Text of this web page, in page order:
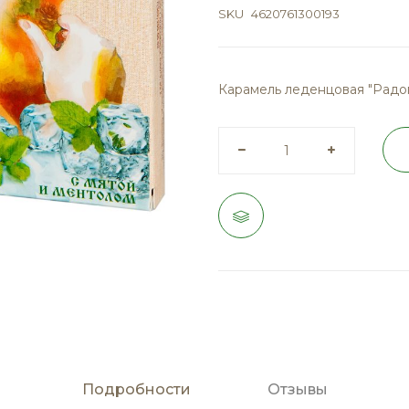
SKU 4620761300193
Карамель леденцовая
Подробности Отзывы